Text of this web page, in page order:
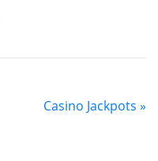
Casino Jackpots »